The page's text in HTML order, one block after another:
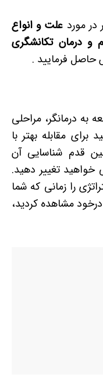
مورد علت و انواع
و درمان تکانشگری
حاصل فرمایید .
به درمانگر، مراحلی
مقابله بهتر با
قدم شناسایی آن
تغییر دهید.
را زمانی که شما
درخود مشاهده کردید،